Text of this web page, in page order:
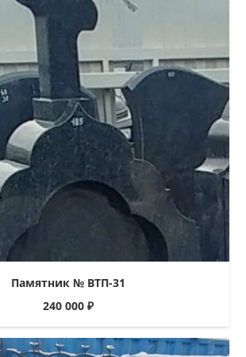
Памятник № ВТП-31
240 000 ₽